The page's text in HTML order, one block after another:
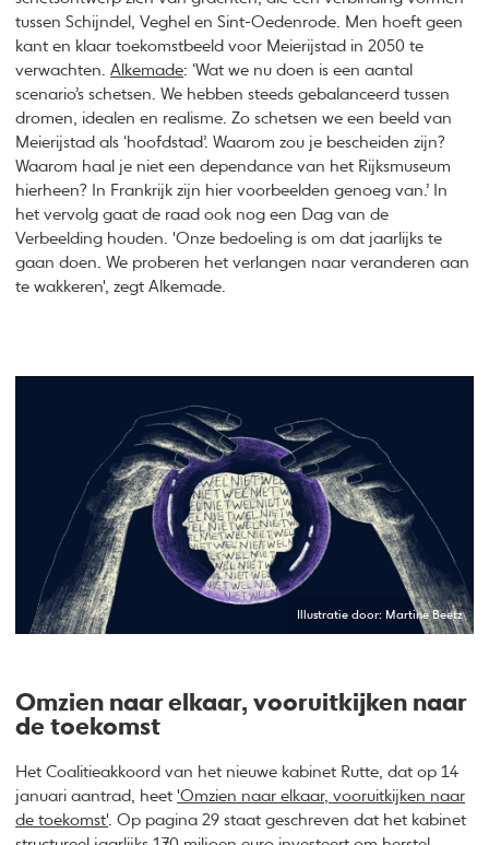
tussen Schijndel, Veghel en Sint-Oedenrode. Men hoeft geen
kant en klaar toekomstbeeld voor Meierijstad in 2050 te
verwachten.Alkemade: ‘Wat we nu doen is een aantal
scenario’s schetsen. We hebben steeds gebalanceerd tussen
dromen, idealen en realisme. Zo schetsen we een beeld van
Meierijstad als ‘hoofdstad’. Waarom zou je bescheiden zijn?
Waarom haal je niet een dependance van het Rijksmuseum
hierheen? In Frankrijk zijn hier voorbeelden genoeg van.’ In
het vervolg gaat de raad ook nog een Dag van de
Verbeelding houden. 'Onze bedoeling is om dat jaarlijks te
gaan doen. We proberen het verlangen naar veranderen aan
te wakkeren', zegt Alkemade.
Illustratie door: Martine Beetz
Omzien naar elkaar, vooruitkijken naar
de toekomst
Het Coalitieakkoord van het nieuwe kabinet Rutte, dat op 14
januari aantrad, heet 'Omzien naar elkaar, vooruitkijken naar
de toekomst' . Op pagina 29 staat geschreven dat het kabinet